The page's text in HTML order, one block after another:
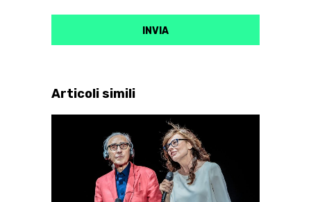
Articoli simili